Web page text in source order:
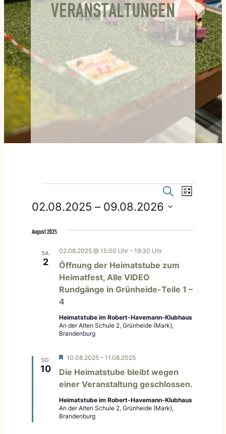
VERANSTALTUNGEN
SUCHE
ANSICHTEN,
SucheListe
02.08.2025 – 09.08.2026
wählen.
August 2025
SA.
2
Öffnung der Heimatstube zum
Heimatfest, Alle VIDEO
Rundgänge in Grünheide-Teile 1 –
4
02.08.2025 @ 15:00 Uhr –19:30 Uhr
Heimatstube im Robert-Havemann-Klubhaus
An der Alten Schule 2, Grünheide (Mark),
Brandenburg
SO.
10
Die Heimatstube bleibt wegen
einer Veranstaltung geschlossen.
Hervorgehoben
10.08.2025 –11.08.2025
Heimatstube im Robert-Havemann-Klubhaus
An der Alten Schule 2, Grünheide (Mark),
Brandenburg